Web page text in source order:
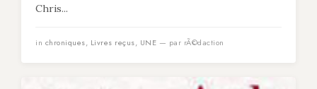
Chris...
in chroniques, Livres reçus, UNE — par rÃ©daction